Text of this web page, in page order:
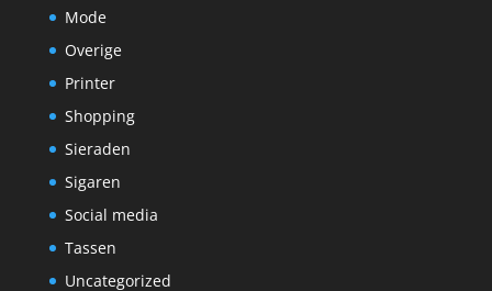
Mode
Overige
Printer
Shopping
Sieraden
Sigaren
Social media
Tassen
Uncategorized